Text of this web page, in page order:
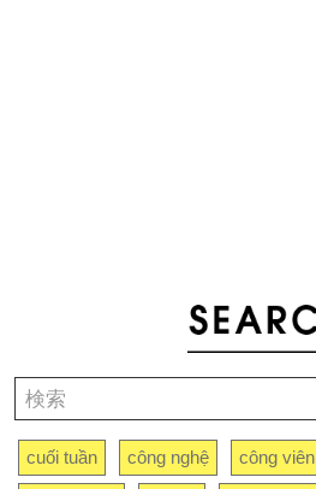
cuối tuần công nghệ công viên